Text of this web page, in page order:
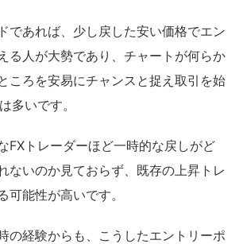
であれば、少し戻した安い価格でエン
る人が大勢であり、チャートが何らか
ころを安易にチャンスと捉え取引を始
多いです。
FXトレーダーほど一時的な戻しがど
ないのか見ておらず、既存の上昇トレ
可能性が高いです。
の経験からも、こうしたエントリーポ